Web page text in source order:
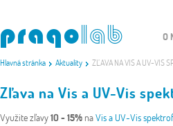
Hlavná stránka Aktuality ZĽAVA NA VIS A UV-VIS
O
Zľava na Vis a UV-Vis
Využite zľavy10 - 15% naVis a UV-Vis